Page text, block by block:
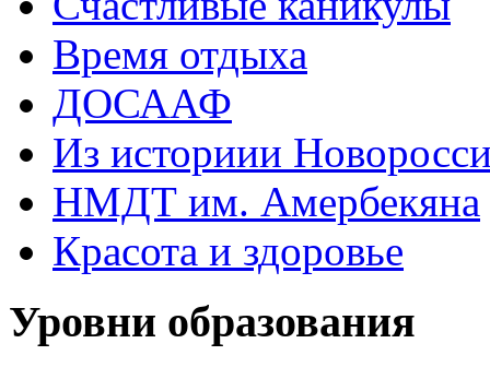
Время отдыха
ДОСААФ
Из историии
НМДТ им. Амербекяна
Красота и здоровье
Уровни образования